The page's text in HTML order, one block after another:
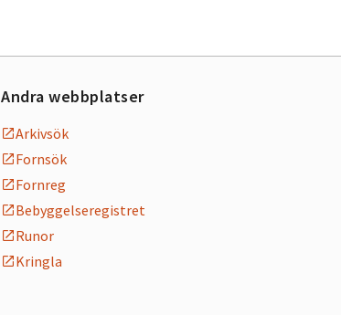
Andra webbplatser
Arkivsök
Fornsök
Fornreg
Bebyggelseregistret
Runor
Kringla